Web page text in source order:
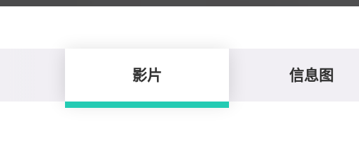
影片 信息图